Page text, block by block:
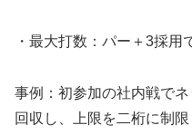
・最大打数：パー＋3採用
事例：初参加の社内戦で
回収し、上限を二桁に制